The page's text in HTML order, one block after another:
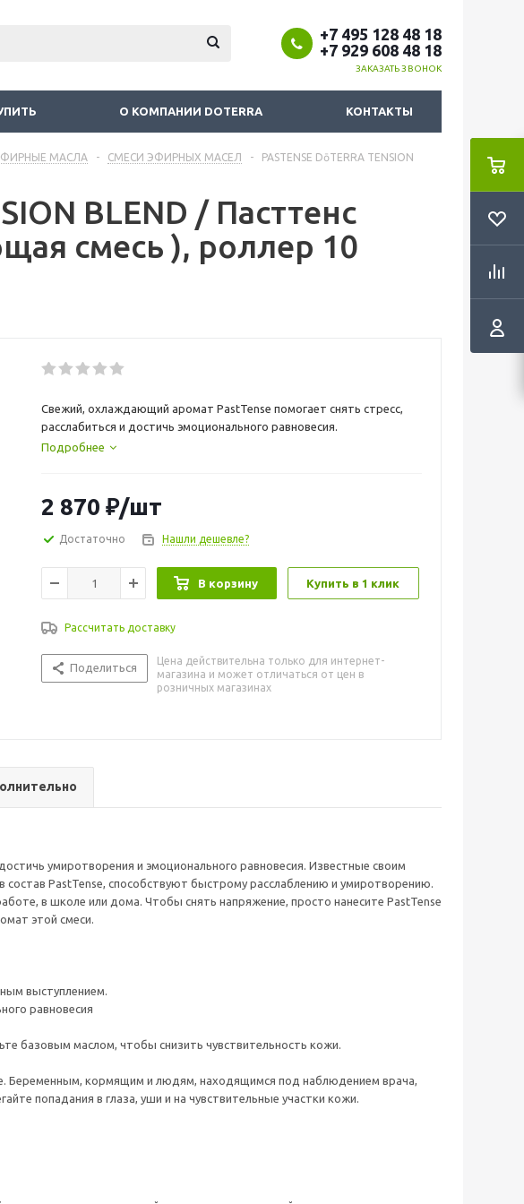
+7 495 128 48 18
+7 929 608 48 18
ЗАКАЗАТЬ ЗВОНОК
О КОМПАНИИ DOTERRA КОНТАКТЫ
МАСЛА - СМЕСИ ЭФИРНЫХ МАСЕЛ -
PASTENSE DōTERRA TENSION
BLEND / Пасттенс
смесь ), роллер 10
Свежий, охлаждающий аромат PastTense помогает снять стресс,
расслабиться и достичь эмоционального равновесия.
Подробнее
2 870 ₽/шт
Достаточно Нашли дешевле?
В корзину Купить в 1 клик
Рассчитать доставку
Поделиться
Цена действительна только для интернет-
магазина и может отличаться от цен в
розничных магазинах
умиротворения и эмоционального равновесия. Известные своим
PastTense, способствуют быстрому расслаблению и умиротворению.
в школе или дома. Чтобы снять напряжение, просто нанесите PastTense
этой смеси.
выступлением.
равновесия
базовым маслом, чтобы снизить чувствительность кожи.
Беременным, кормящим и людям, находящимся под наблюдением врача,
попадания в глаза, уши и на чувствительные участки кожи.